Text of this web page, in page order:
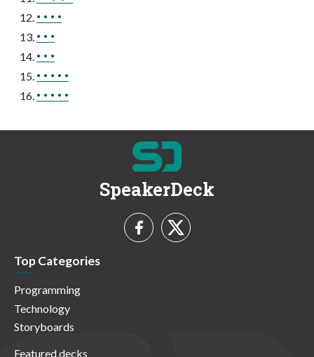
• • • •
• • •
• • •
• • • • •
• • • • •
SpeakerDeck
Top Categories
Programming
Technology
Storyboards
Featured decks